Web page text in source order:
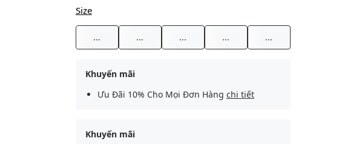
Size
... ... ... ... ...
Khuyến mãi
Ưu Đãi 10% Cho Mọi Đơn Hàng chi tiết
Khuyến mãi